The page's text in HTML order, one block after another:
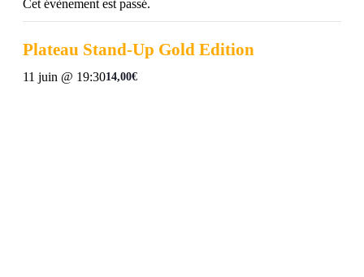
Cet évènement est passé.
Plateau Stand-Up Gold Edition
11 juin @ 19:3014,00€